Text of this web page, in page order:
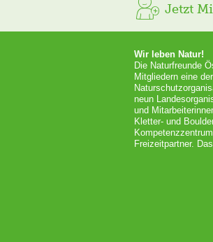
Jetzt
Wir leben Natur!
Die Naturfreunde
Mitgliedern eine
neun
und
Kletter- und
Freizeitpartner.